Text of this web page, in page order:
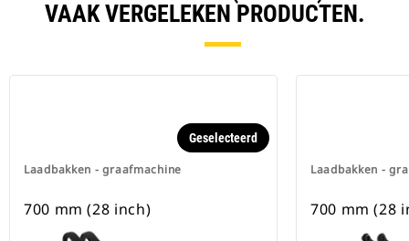
VAAK VERGELEKEN PRODUCTEN.
Laadbakken - graafmachine
Geselecteerd
700 mm (28 inch)
Laadbakken -
700 mm (28